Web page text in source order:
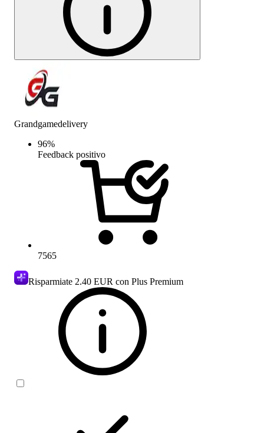
Grandgamedelivery
96%
Feedback positivo
7565
Risparmiate 2.40 EUR con Plus Premium